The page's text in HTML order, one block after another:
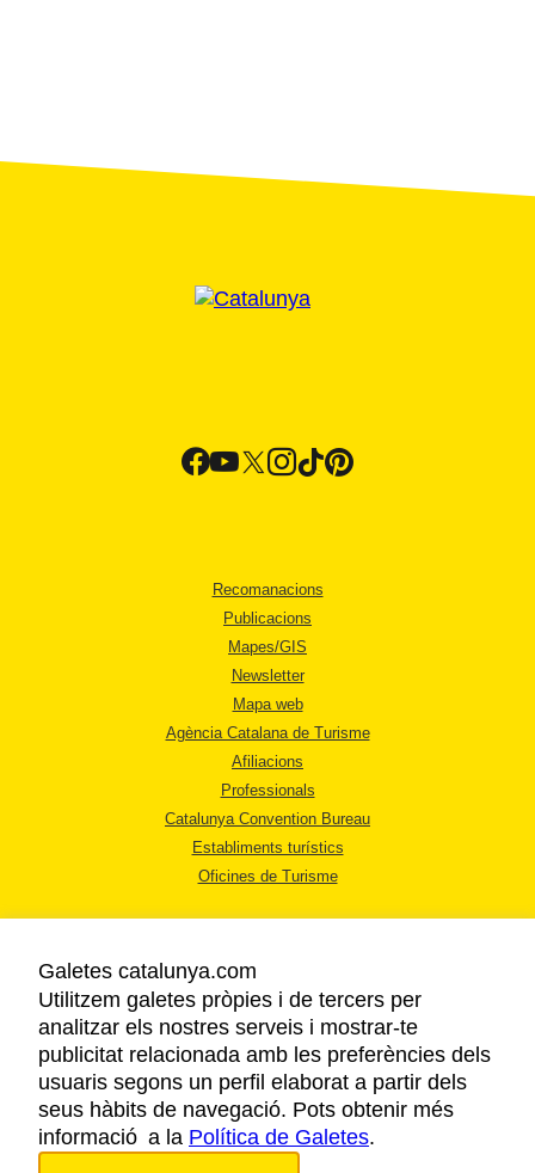
Recomanacions
Publicacions
Mapes/GIS
Newsletter
Mapa web
Agència Catalana de Turisme
Afiliacions
Professionals
Catalunya Convention Bureau
Establiments turístics
Oficines de Turisme
AVÍS LEGAL
POLÍTICA DE PRIVACITAT
COOKIES
ACCESSIBILITAT
Galetes catalunya.com
Utilitzem galetes pròpies i de tercers per
analitzar els nostres serveis i mostrar-te
publicitat relacionada amb les preferències dels
usuaris segons un perfil elaborat a partir dels
seus hàbits de navegació. Pots obtenir més
informació a la Política de Galetes.